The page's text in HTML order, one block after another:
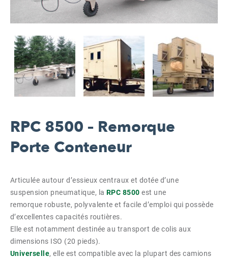
RPC 8500 – Remorque
Porte Conteneur
Articulée autour d’essieux centraux et dotée d’une
suspension pneumatique, la RPC 8500 est une
remorque robuste, polyvalente et facile d’emploi qui possède
d’excellentes capacités routières.
Elle est notamment destinée au transport de colis aux
dimensions ISO (20 pieds).
Universelle, elle est compatible avec la plupart des camions